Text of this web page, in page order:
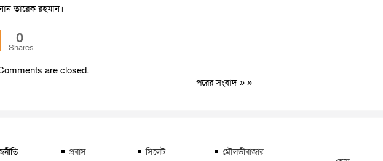
তারেক রহমান।
0
Shares
are closed.
পরের সংবাদ » »
প্রবাস সিলেট
মৌলভীবাজার